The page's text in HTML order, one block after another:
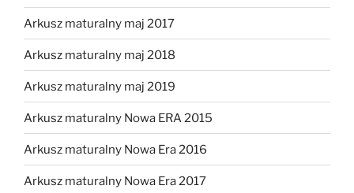
Arkusz maturalny maj 2017
Arkusz maturalny maj 2018
Arkusz maturalny maj 2019
Arkusz maturalny Nowa ERA 2015
Arkusz maturalny Nowa Era 2016
Arkusz maturalny Nowa Era 2017